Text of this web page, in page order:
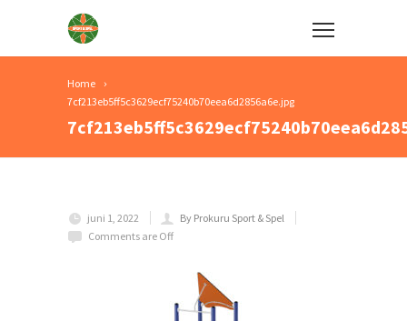
Home
7cf213eb5ff5c3629ecf75240b70eea6d2856a6e.jpg
juni 1, 2022
By Prokuru Sport & Spel
Comments are Off